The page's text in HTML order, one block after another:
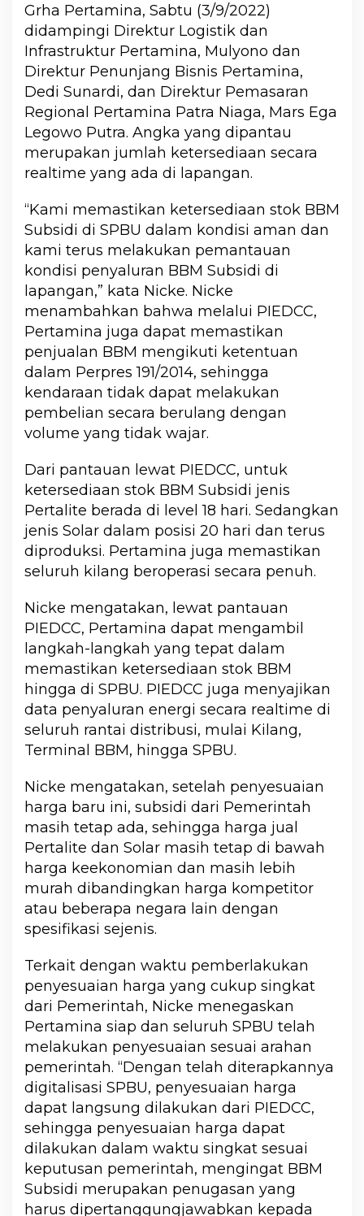
Grha Pertamina, Sabtu (3/9/2022)
didampingi Direktur Logistik dan
Infrastruktur Pertamina, Mulyono dan
Direktur Penunjang Bisnis Pertamina,
Dedi Sunardi, dan Direktur Pemasaran
Regional Pertamina Patra Niaga, Mars Ega
Legowo Putra. Angka yang dipantau
merupakan jumlah ketersediaan secara
realtime yang ada di lapangan.
“Kami memastikan ketersediaan stok BBM
Subsidi di SPBU dalam kondisi aman dan
kami terus melakukan pemantauan
kondisi penyaluran BBM Subsidi di
lapangan,” kata Nicke. Nicke
menambahkan bahwa melalui PIEDCC,
Pertamina juga dapat memastikan
penjualan BBM mengikuti ketentuan
dalam Perpres 191/2014, sehingga
kendaraan tidak dapat melakukan
pembelian secara berulang dengan
volume yang tidak wajar.
Dari pantauan lewat PIEDCC, untuk
ketersediaan stok BBM Subsidi jenis
Pertalite berada di level 18 hari. Sedangkan
jenis Solar dalam posisi 20 hari dan terus
diproduksi. Pertamina juga memastikan
seluruh kilang beroperasi secara penuh.
Nicke mengatakan, lewat pantauan
PIEDCC, Pertamina dapat mengambil
langkah-langkah yang tepat dalam
memastikan ketersediaan stok BBM
hingga di SPBU. PIEDCC juga menyajikan
data penyaluran energi secara realtime di
seluruh rantai distribusi, mulai Kilang,
Terminal BBM, hingga SPBU.
Nicke mengatakan, setelah penyesuaian
harga baru ini, subsidi dari Pemerintah
masih tetap ada, sehingga harga jual
Pertalite dan Solar masih tetap di bawah
harga keekonomian dan masih lebih
murah dibandingkan harga kompetitor
atau beberapa negara lain dengan
spesifikasi sejenis.
Terkait dengan waktu pemberlakukan
penyesuaian harga yang cukup singkat
dari Pemerintah, Nicke menegaskan
Pertamina siap dan seluruh SPBU telah
melakukan penyesuaian sesuai arahan
pemerintah. “Dengan telah diterapkannya
digitalisasi SPBU, penyesuaian harga
dapat langsung dilakukan dari PIEDCC,
sehingga penyesuaian harga dapat
dilakukan dalam waktu singkat sesuai
keputusan pemerintah, mengingat BBM
Subsidi merupakan penugasan yang
harus dipertanggungjawabkan kepada